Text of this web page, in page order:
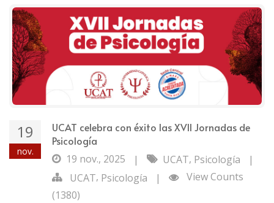
19
nov.
UCAT celebra con éxito las XVII Jornadas de
Psicología
19 nov., 2025
| UCAT, Psicología
|
UCAT, Psicología |
View Counts
(1380)